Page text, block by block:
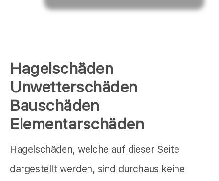
Hagelschäden
Unwetterschäden
Bauschäden
Elementarschäden
Hagelschäden, welche auf dieser Seite
dargestellt werden, sind durchaus keine